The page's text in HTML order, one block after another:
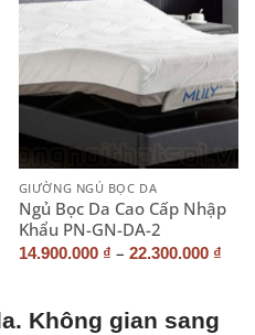
GIƯỜNG NGỦ BỌC DA
Ngủ Bọc Da Cao Cấp Nhập
Khẩu PN-GN-DA-2
14.900.000 ₫ – 22.300.000 ₫
Không gian sang